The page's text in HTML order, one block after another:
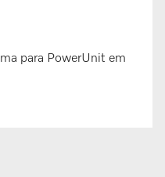
para PowerUnit em